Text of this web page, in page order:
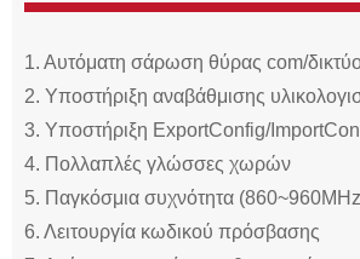
1. Αυτόματη σάρωση θύρας com/
2. Υποστήριξη αναβάθμισης
3. Υποστήριξη ExportConfig/
4. Πολλαπλές γλώσσες χωρών
5. Παγκόσμια συχνότητα
6. Λειτουργία κωδικού πρόσβασης